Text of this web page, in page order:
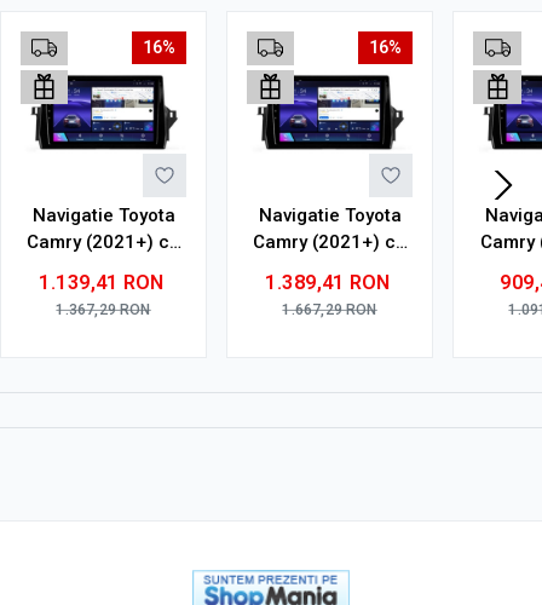
16%
Navigatie Toyota
Camry (2021+) cu
64GB ROM, Ecran
QLED 10"
1.139,41 RON
1.367,29RON
16%
Navigatie Toyota
Camry (2021+) cu
128GB ROM, Ecran
QLED 10"
1.389,41 RON
1.667,29RON
Camry
32GB
10"